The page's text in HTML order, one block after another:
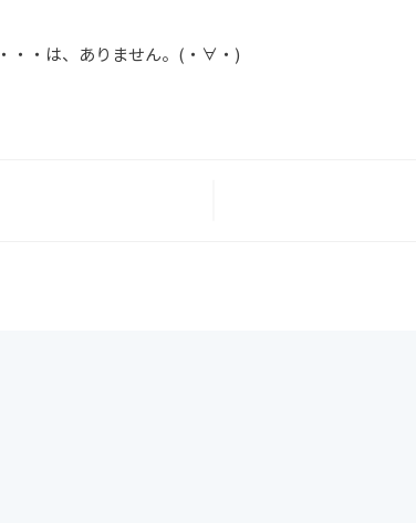
・・は、ありません。(・∀・)